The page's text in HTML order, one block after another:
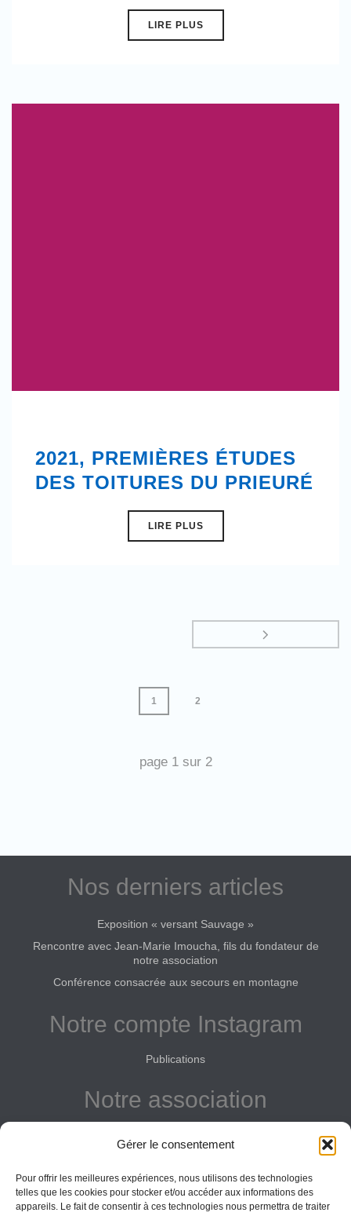
Gérer le consentement
Pour offrir les meilleures expériences, nous utilisons des technologies
telles que les cookies pour stocker et/ou accéder aux informations des
appareils. Le fait de consentir à ces technologies nous permettra de traiter
LIRE PLUS
2021, PREMIÈRES ÉTUDES
DES TOITURES DU PRIEURÉ
LIRE PLUS
1 2
page 1 sur 2
Nos derniers articles
Exposition « versant Sauvage »
Rencontre avec Jean-Marie Imoucha, fils du fondateur de
notre association
Conférence consacrée aux secours en montagne
Notre compte Instagram
Publications
Notre association
Donner